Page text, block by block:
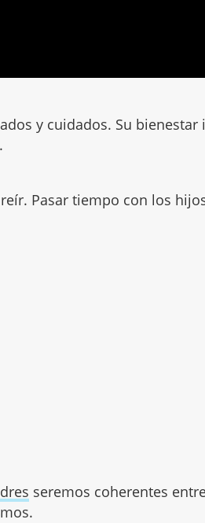
y cuidados. Su bienestar
Pasar tiempo con los
seremos coherentes